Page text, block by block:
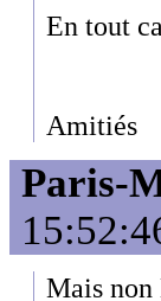
En tout
Amitiés
Paris-
Mais non